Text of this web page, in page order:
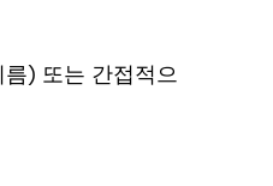
) 또는 간접적으